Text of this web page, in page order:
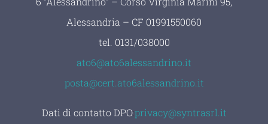
Alessandria – CF 01991550060
tel. 0131/038000
ato6@ato6alessandrino.it
posta@cert.ato6alessandrino.it
Dati di contatto DPO:privacy@syntrasrl.it